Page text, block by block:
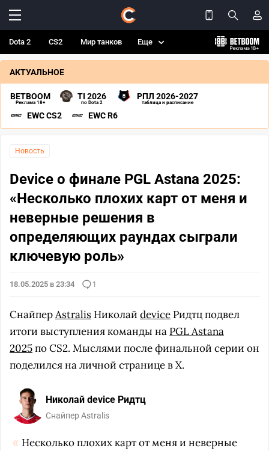
Dota 2 CS2 Мир танков Еще
АКТУАЛЬНОЕ
BETBOOM
Реклама 18+
TI 2026
по Dota 2
РПЛ 2026-2027
таблица и расписание
EWC CS2 EWC R6
Новость
Device о финале PGL Astana 2025:
«Несколько плохих карт от меня и
неверные решения в
определяющих раундах сыграли
ключевую роль»
18.05.2025 в 23:34 1
СнайперAstralis Николай device Ридтц подвел
итоги выступления команды на PGL Astana
2025по CS2. Мыслями после финальной серии он
поделился на личной странице в X.
Николай device Ридтц
Снайпер Astralis
Несколько плохих карт от меня и неверные